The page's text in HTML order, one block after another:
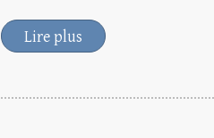
Lire plus